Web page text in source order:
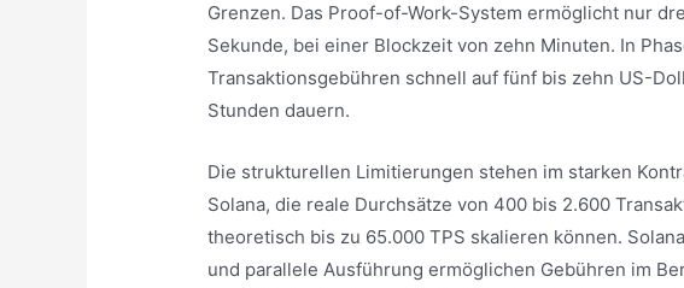
Grenzen. Das Proof-of-Work-System ermöglicht nur
Sekunde, bei einer Blockzeit von zehn Minuten. In
Transaktionsgebühren schnell auf fünf bis zehn US-
Stunden dauern.
Die strukturellen Limitierungen stehen im starken
Solana, die reale Durchsätze von 400 bis 2.600
theoretisch bis zu 65.000 TPS skalieren können.
und parallele Ausführung ermöglichen Gebühren im